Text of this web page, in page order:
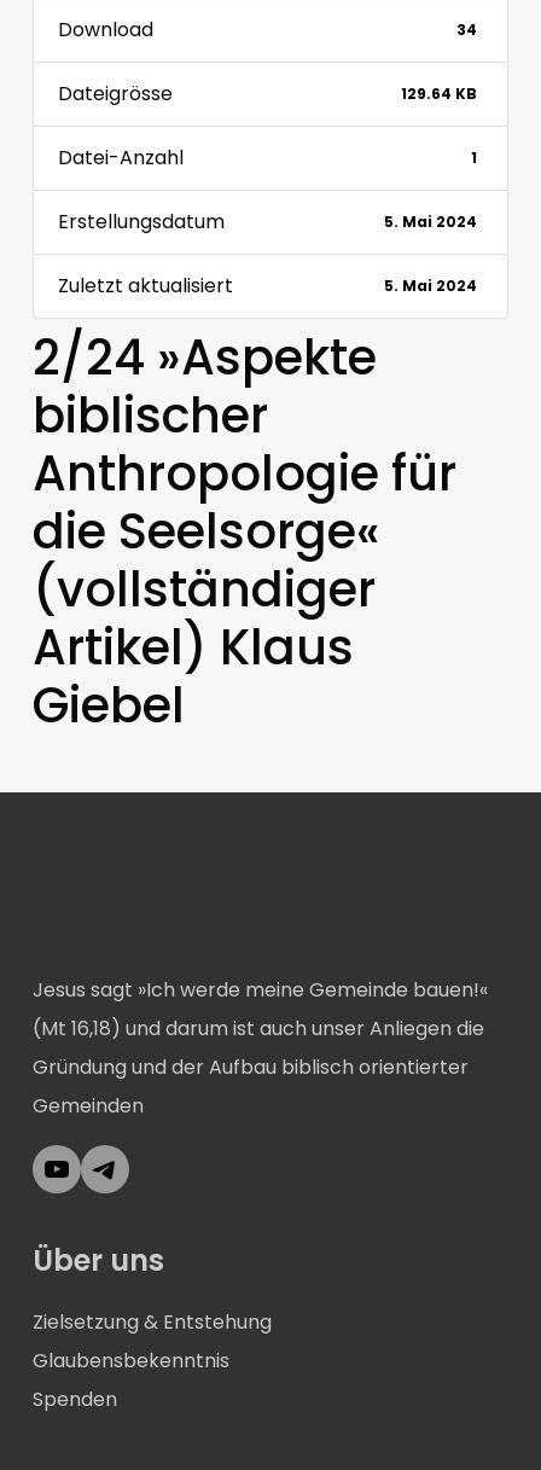
Download 34
Dateigrösse 129.64 KB
Datei-Anzahl 1
Erstellungsdatum 5. Mai 2024
Zuletzt aktualisiert 5. Mai 2024
2/24 »Aspekte
biblischer
Anthropologie für
die Seelsorge«
(vollständiger
Artikel) Klaus
Giebel
Jesus sagt »Ich werde meine Gemeinde bauen!«
(Mt 16,18) und darum ist auch unser Anliegen die
Gründung und der Aufbau biblisch orientierter
Gemeinden
YouTubeTelegram
Über uns
Zielsetzung & Entstehung
Glaubensbekenntnis
Spenden